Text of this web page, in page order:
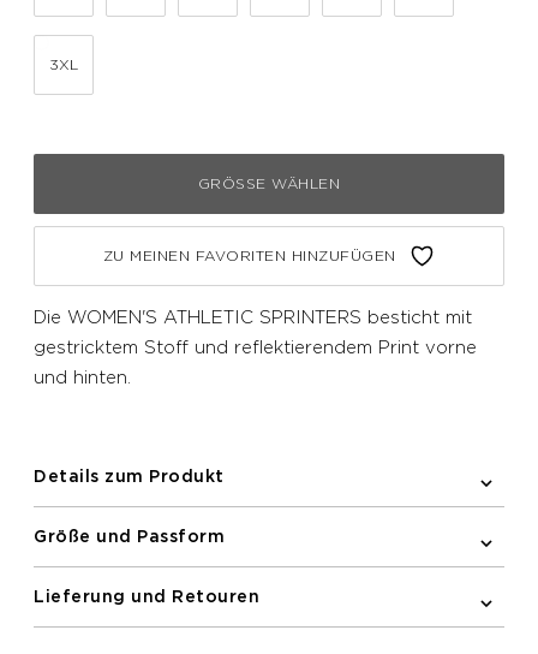
3XL
GRÖSSE WÄHLEN
ZU MEINEN FAVORITEN HINZUFÜGEN
Die WOMEN'S ATHLETIC SPRINTERS besticht mit
gestricktem Stoff und reflektierendem Print vorne
und hinten.
Details zum Produkt
Größe und Passform
Lieferung und Retouren